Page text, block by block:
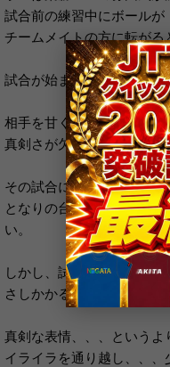
試合前の練習中にボールが
チームメイトの方に転が
試合が始まる。
相手を甘く見ているのか
真剣さが欠けるいい加減
その試合に全く関係のない
となりの台のところで試
い。
しかし、試合の第二セット
さしかかると学生の表情は
真剣な表情、、、というよ
イライラを通り越し、、、